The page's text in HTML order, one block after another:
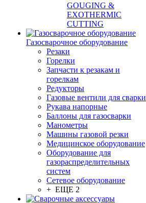
GOUGING &
EXOTHERMIC
CUTTING
Газосварочное оборудование
Резаки
Горелки
Запчасти к резакам и
горелкам
Редукторы
Газовые вентили для сварки
Рукава напорные
Баллоны для газосварки
Манометры
Машины газовой резки
Медицинское оборудование
Оборудование для
газораспределительных
систем
Сетевое оборудование
+ ЕЩЕ 2